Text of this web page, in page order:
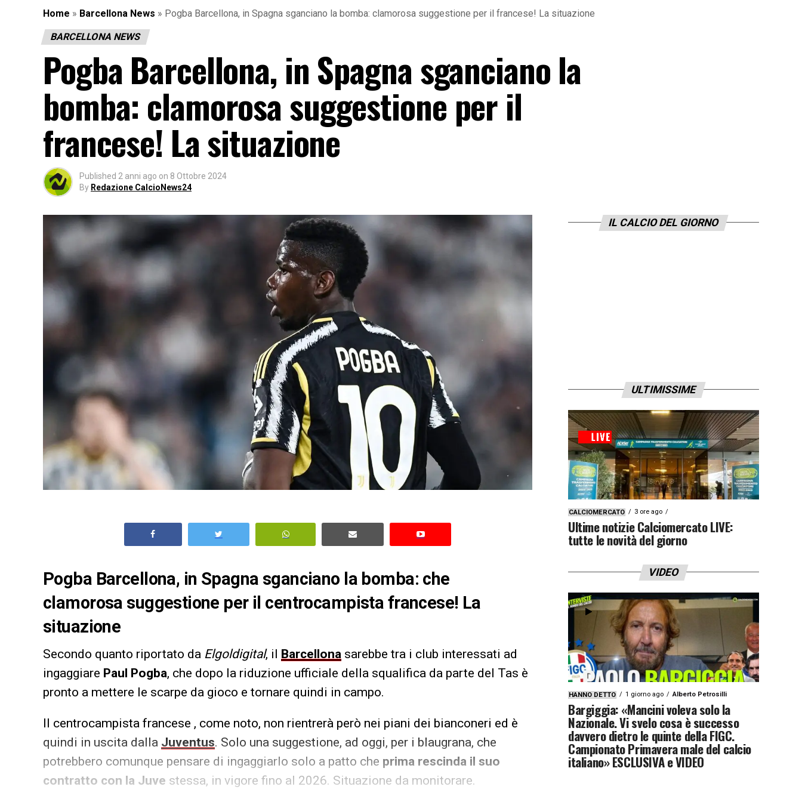
Home » Barcellona News » Pogba Barcellona, in Spagna sganciano la bomba: clamorosa suggestione per il francese! La situazione
BARCELLONA NEWS
Pogba Barcellona, in Spagna sganciano la
bomba: clamorosa suggestione per il
francese! La situazione
Published 2 anni ago on 8 Ottobre 2024
By Redazione CalcioNews24
Pogba Barcellona, in Spagna sganciano la bomba: che
clamorosa suggestione per il centrocampista francese! La
situazione
Secondo quanto riportato da Elgoldigital, il Barcellona sarebbe tra i club interessati ad
ingaggiare Paul Pogba, che dopo la riduzione ufficiale della squalifica da parte del Tas è
pronto a mettere le scarpe da gioco e tornare quindi in campo.
Il centrocampista francese , come noto, non rientrerà però nei piani dei bianconeri ed è
quindi in uscita dalla Juventus. Solo una suggestione, ad oggi, per i blaugrana, che
potrebbero comunque pensare di ingaggiarlo solo a patto che prima rescinda il suo
contratto con la Juve stessa, in vigore fino al 2026. Situazione da monitorare.
IL CALCIO DEL GIORNO
ULTIMISSIME
CALCIOMERCATO 3 ore ago
Ultime notizie Calciomercato LIVE:
tutte le novità del giorno
VIDEO
HANNO DETTO 1 giorno ago Alberto Petrosilli
Bargiggia: «Mancini voleva solo la
Nazionale. Vi svelo cosa è successo
davvero dietro le quinte della FIGC.
Campionato Primavera male del calcio
italiano» ESCLUSIVA e VIDEO